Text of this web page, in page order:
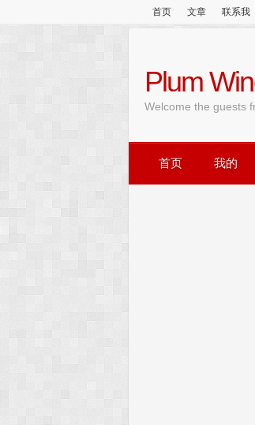
首页 文章 联系我
Plum
Welcome the guests
首页 我的